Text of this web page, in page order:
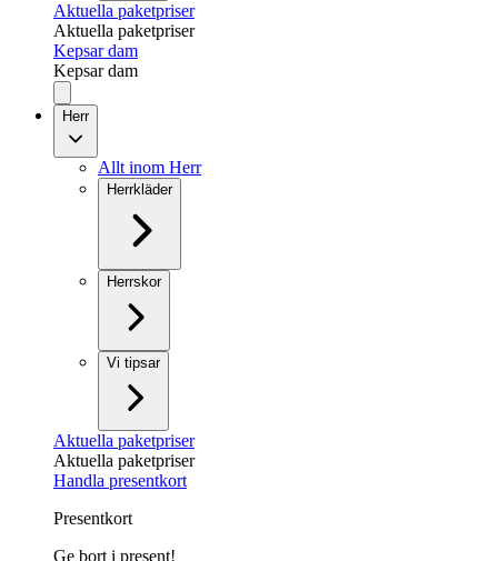
Aktuella paketpriser
Aktuella paketpriser
Kepsar dam
Kepsar dam
Herr
Allt inom Herr
Herrkläder
Herrskor
Vi tipsar
Aktuella paketpriser
Aktuella paketpriser
Handla presentkort
Presentkort
Ge bort i present!